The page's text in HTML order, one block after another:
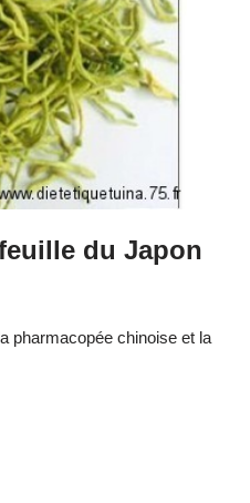
du Japon
pharmacopée chinoise et la